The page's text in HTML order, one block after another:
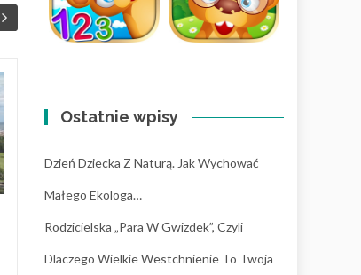
z ADHD i spektrum?
patrzymy na neuroatypowość
przez pryzmat „deficytów”, a
sposób...
Ostatnie wpisy
Dzień Dziecka Z Naturą. Jak Wychować
Małego Ekologa…
Rodzicielska „para W Gwizdek”, Czyli
Dlaczego Wielkie Westchnienie To Twoja